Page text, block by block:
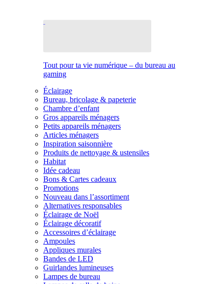
Tout pour ta vie numérique – du bureau au
gaming
Éclairage
Bureau, bricolage & papeterie
Chambre d’enfant
Gros appareils ménagers
Petits appareils ménagers
Articles ménagers
Inspiration saisonnière
Produits de nettoyage & ustensiles
Habitat
Idée cadeau
Bons & Cartes cadeaux
Promotions
Nouveau dans l’assortiment
Alternatives responsables
Éclairage de Noël
Éclairage décoratif
Accessoires d’éclairage
Ampoules
Appliques murales
Bandes de LED
Guirlandes lumineuses
Lampes de bureau